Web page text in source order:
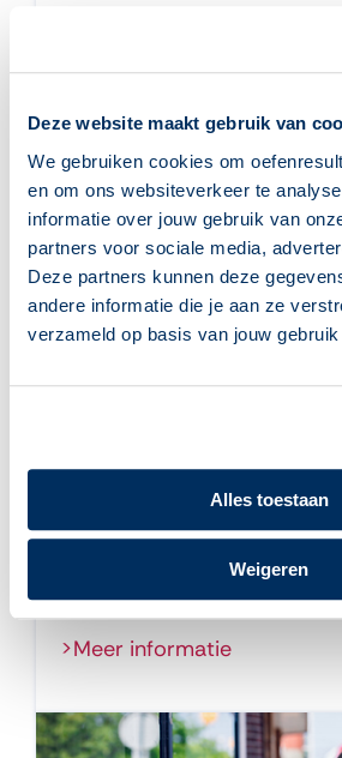
Deze website maakt gebruik van
We gebruiken cookies om
en om ons websiteverkeer te
informatie over jouw gebruik van
partners voor sociale media,
Deze partners kunnen deze
andere informatie die je aan ze
verzameld op basis van jouw
Alles toestaan
Weigeren
Leer hoe je overzichten en
met Excel.
> Meer informatie
Klik & Tik. De basis
Je leert stap voor stap
je gaat het internet op.
>Meer informatie